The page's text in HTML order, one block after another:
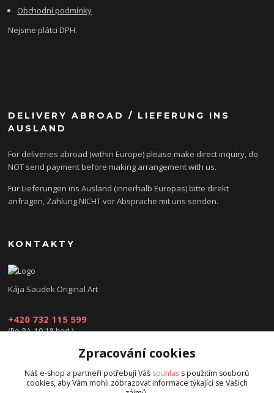
Obchodní podmínky
Nejsme plátci DPH.
DELIVERY ABROAD / LIEFERUNG INS
AUSLAND
For deliveries abroad (within Europe) please make direct inquiry, do
NOT send payment before making arrangement with us.
Für Lieferungen ins Ausland (innerhalb Europas) bitte direkt
anfragen, Zahlung NICHT vor Absprache mit uns senden.
KONTAKTY
Kája Saudek Original Art
+420 732 115 599
(Po-Pá, 10-18 hod.)
obchod@kajasaudek.cz
Zpracování cookies
Náš e-shop a partneři potřebují Váš souhlas s použitím souborů
cookies, aby Vám mohli zobrazovat informace týkající se Vašich